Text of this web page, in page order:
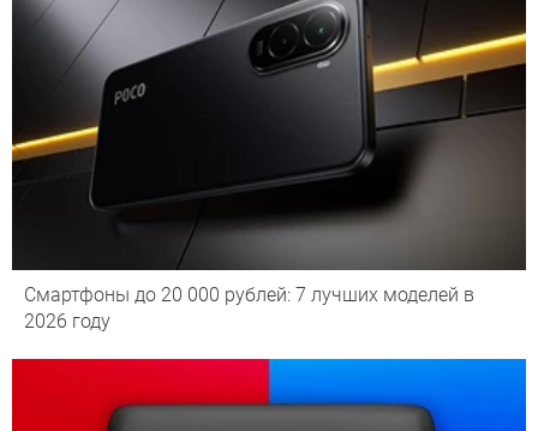
Смартфоны до 20 000 рублей: 7 лучших моделей в
2026 году